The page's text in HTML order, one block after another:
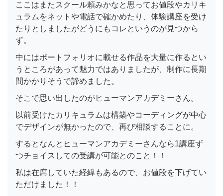
ここはまたスクール頼みかなと思ってお値段やカリキ
ュラムをネットや電話で確かめたり、体験講座を受け
たりとしましたがどうにもコレというのが見つから
ず。
中にはポートフォリオに載せる作品を大量に作るとい
うところがあって魅力ではありましたが、制作に長期
間かかりそうで諦めました。
そこで思い出したのがヒューマンアカデミーさん。
以前受けたカリキュラムは構築やコーディングが中心
でデザインが無かったので、再び相談することに。
するとなんとヒューマンアカデミーさんなら1講座ず
つチョイスしての受講が可能とのこと！！
私は在席していた経緯もあるので、お値段を下げてい
ただけました！！